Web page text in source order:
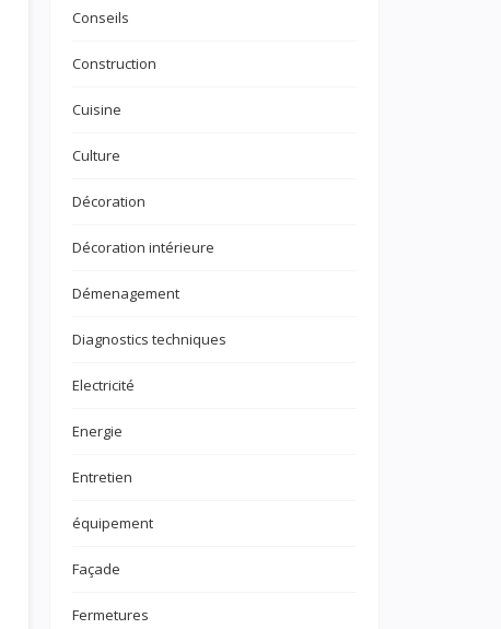
Conseils
Construction
Cuisine
Culture
Décoration
Décoration intérieure
Démenagement
Diagnostics techniques
Electricité
Energie
Entretien
équipement
Façade
Fermetures